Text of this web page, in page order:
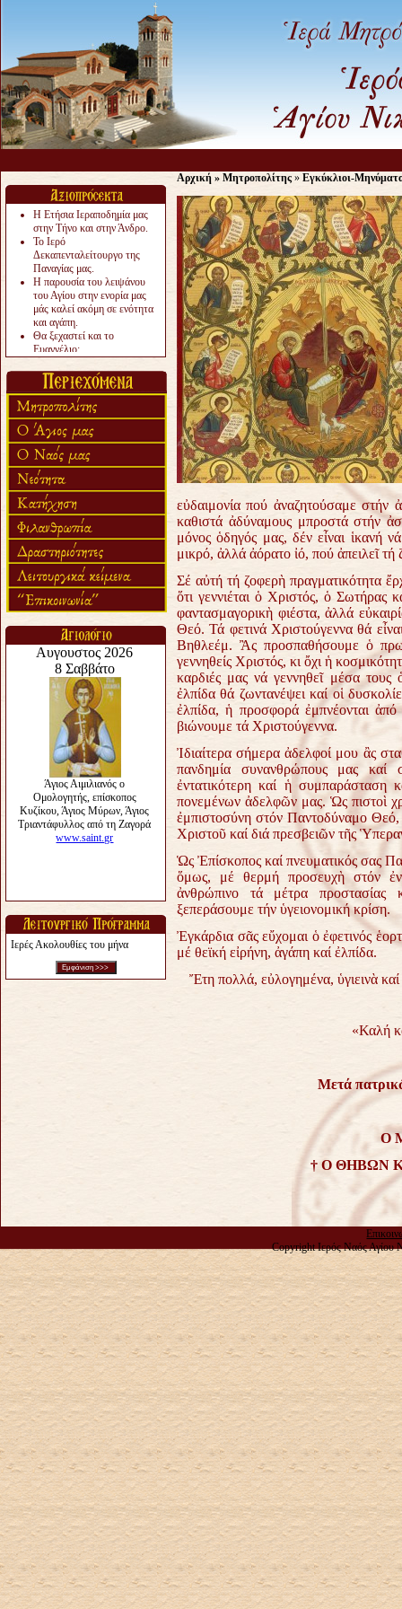
Η Ετήσια Ιεραποδημία μας
στην Τήνο και στην Άνδρο.
Το Ιερό
Δεκαπενταλείτουργο της
Παναγίας μας.
Η παρουσία του λειψάνου
του Αγίου στην ενορία μας
μάς καλεί ακόμη σε ενότητα
και αγάπη.
Θα ξεχαστεί και το
Ευαγγέλιο;
«πολύ αργά».
Ζητείται....
Ιερές Ακολουθίες του μήνα
Αρχική » Μητροπολίτης » Εγκύκλιοι-
εὐδαιμονία πού ἀναζητούσαμε
καθιστά ἀδύναμους μπροστά στήν
μόνος ὁδηγός μας, δέν εἶναι ἱκανή
μικρό, ἀλλά ἀόρατο ἰό, πού ἀπειλεῖ τή
Σέ αὐτή τή ζοφερὴ πραγματικότητα
ὅτι γεννιέται ὁ Χριστός, ὁ Σωτήρας
φαντασμαγορικὴ φιέστα, ἀλλά
Θεό. Τά φετινά Χριστούγεννα θά
Βηθλεέμ. Ἂς προσπαθήσουμε ὁ
γεννηθείς Χριστός, κι ὄχι ἡ
καρδιές μας νά γεννηθεῖ μέσα
ἐλπίδα θά ζωντανέψει καί οἱ
ἐλπίδα, ἡ προσφορά ἐμπνέονται
βιώνουμε τά Χριστούγεννα.
Ἰδιαίτερα σήμερα ἀδελφοί μου ἂς
πανδημία συνανθρώπους μας καί
ἐντατικότερη καί ἡ συμπαράσταση
πονεμένων ἀδελφῶν μας. Ὡς πιστοὶ
ἐμπιστοσύνη στόν Παντοδύναμο
Χριστοῦ καί διά πρεσβειῶν τῆς
Ὡς Ἐπίσκοπος καί πνευματικός σας
ὅμως, μέ θερμή προσευχὴ στόν
ἀνθρώπινο τά μέτρα προστασίας
ξεπεράσουμε τήν ὑγειονομική κρίση.
Ἐγκάρδια σᾶς εὔχομαι ὁ ἐφετινός
μέ θεϊκή εἰρήνη, ἀγάπη καί ἐλπίδα.
Ἔτη πολλά, εὐλογημένα, ὑγιεινὰ
«Καλή
Μετά
Ο
† Ο ΘΗΒΩΝ
Copyright Ιερός Ναός Αγίου